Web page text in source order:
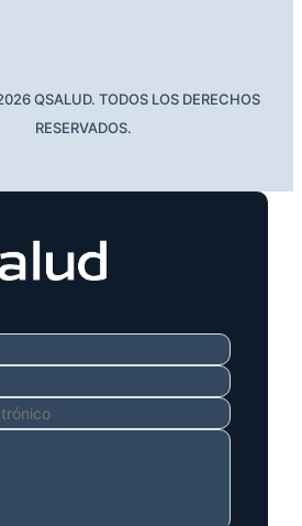
QSALUD. TODOS LOS DERECHOS
RESERVADOS.